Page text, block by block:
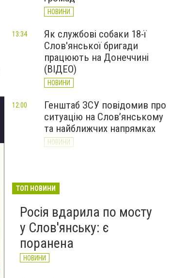
НОВИНИ
Як службові собаки 18-ї
Слов'янської бригади
працюють на Донеччині
(ВІДЕО)
НОВИНИ
13:34
Генштаб ЗСУ повідомив про
ситуацію на Слов’янському
та найближчих напрямках
НОВИНИ
12:00
великої війни: 7 серпня
ТОП НОВИНИ
Росія вдарила по мосту
у Слов'янську: є
поранена
НОВИНИ